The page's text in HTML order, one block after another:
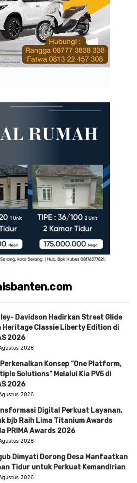
Davidson Hadirkan Street Glide
Heritage Classie Liberty Edition di
2026
2026
Perkenalkan Konsep “One Platform,
Solutions” Melalui Kia PV5 di
2026
2026
Digital Perkuat Layanan,
bjb Raih Lima Titanium Awards
PRIMA Awards 2026
2026
Dimyati Dorong Desa Manfaatkan
Tidur untuk Perkuat Kemandirian
2026